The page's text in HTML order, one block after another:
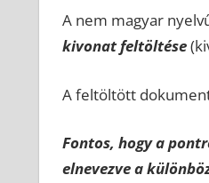
A nem magyar
kivonatfeltöltése
A feltöltött
Fontos, hogy a
elnevezve a